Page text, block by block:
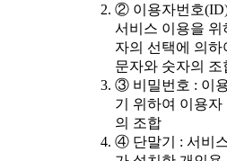
② 이용자번호
서비스 이용을
자의 선택에 의
문자와 숫자의 조
③ 비밀번호 : 이
기 위하여 이용
의 조합
④ 단말기 : 서비